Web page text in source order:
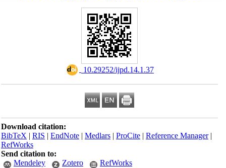
‎ 10.29252/ijpd.14.1.37
Download citation:
BibTeX|RIS|EndNote|Medlars|ProCite|Reference Manager
RefWorks
Send citation to:
Mendeley
Zotero RefWorks